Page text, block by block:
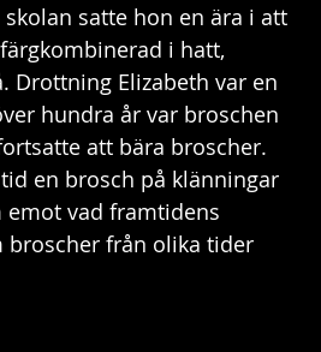
satte hon en ära i att
i hatt,
Drottning Elizabeth var en
hundra år var broschen
att bära broscher.
en brosch på klänningar
emot vad framtidens
broscher från olika tider